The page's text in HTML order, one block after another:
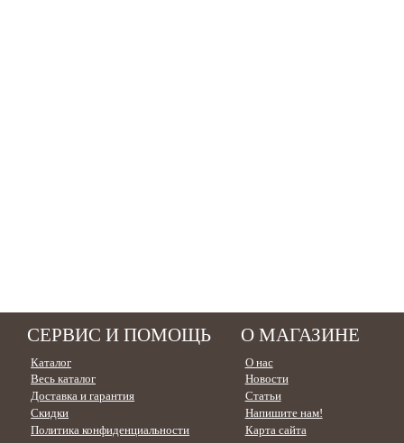
СЕРВИС И ПОМОЩЬ
Каталог
Весь каталог
Доставка и гарантия
Скидки
Политика конфиденциальности
О МАГАЗИНЕ
О нас
Новости
Статьи
Напишите нам!
Карта сайта